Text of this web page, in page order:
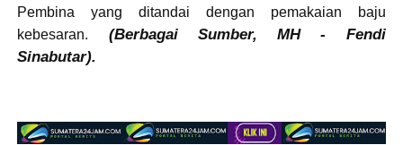
Pembina yang ditandai dengan pemakaian baju
kebesaran.
(Berbagai Sumber, MH - Fendi
Sinabutar).